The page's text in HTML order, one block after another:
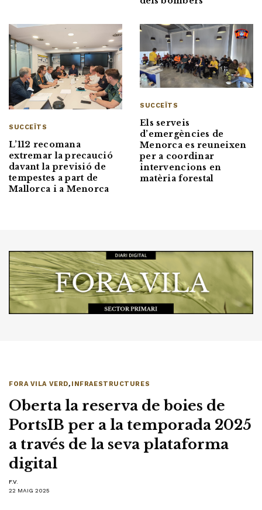
SUCCEÏTS
L’112 recomana
extremar la precaució
davant la previsió de
tempestes a part de
Mallorca i a Menorca
SUCCEÏTS
Els serveis
d’emergències de
Menorca es reuneixen
per a coordinar
intervencions en
matèria forestal
FORA VILA VERD, INFRAESTRUCTURES
Oberta la reserva de boies de
PortsIB per a la temporada 2025
a través de la seva plataforma
digital
F.V.
22 MAIG 2025